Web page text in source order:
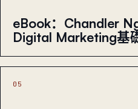
eBook：Chandler
Digital Marketing基
05